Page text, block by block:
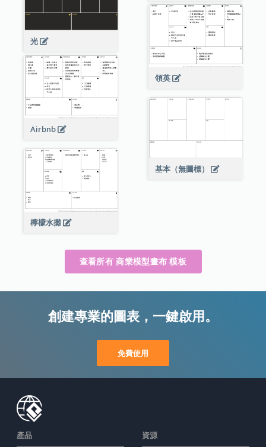
光
領英
Airbnb
基本（無圖標）
檸檬水攤
查看所有 商業模型畫布 模板
創建專業的圖表，一鍵啟用。
免費使用
產品 資源